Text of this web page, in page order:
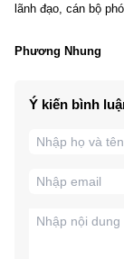
lãnh đạo, cán bộ
Phương Nhung
Ý kiến bình